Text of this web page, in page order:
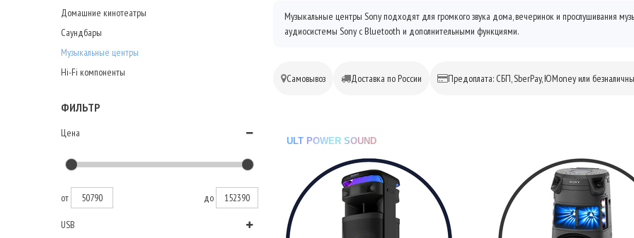
Домашние кинотеатры
Саундбары
Музыкальные центры
Hi-Fi компоненты
ФИЛЬТР
Цена
от до
USB
Музыкальные центры Sony подходят для громкого звука дома, вечеринок и прослушивания
аудиосистемы Sony с Bluetooth и дополнительными функциями.
Самовывоз Доставка по России Предоплата: СБП, SberPay, ЮMoney или
ULT POWER SOUND